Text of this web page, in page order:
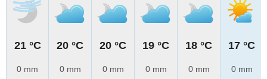
21 °C
0 mm
20 °C
0 mm
20 °C
0 mm
19 °C
0 mm
18 °C
0 mm
17 °C
0 mm